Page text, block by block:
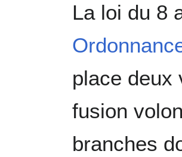
La loi du 8
place deux
fusion
branches